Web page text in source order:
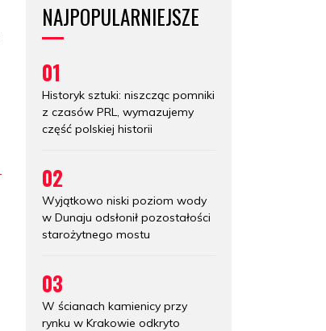
NAJPOPULARNIEJSZE
01
Historyk sztuki: niszcząc pomniki
z czasów PRL, wymazujemy
część polskiej historii
02
Wyjątkowo niski poziom wody
w Dunaju odsłonił pozostałości
starożytnego mostu
03
W ścianach kamienicy przy
rynku w Krakowie odkryto